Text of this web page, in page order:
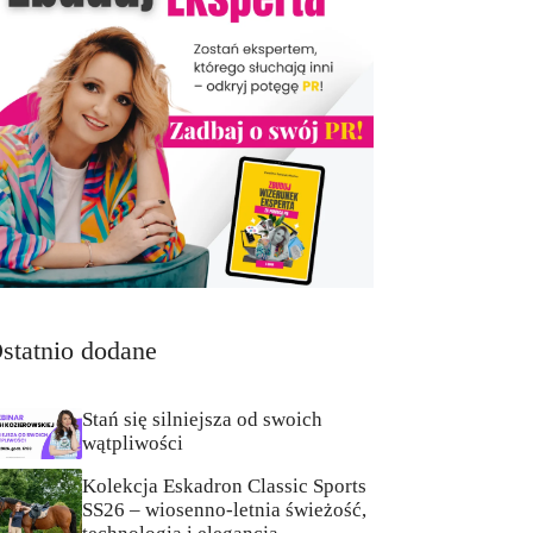
dodane
Stań się silniejsza od swoich
wątpliwości
Kolekcja Eskadron Classic Sports
SS26 – wiosenno-letnia świeżość,